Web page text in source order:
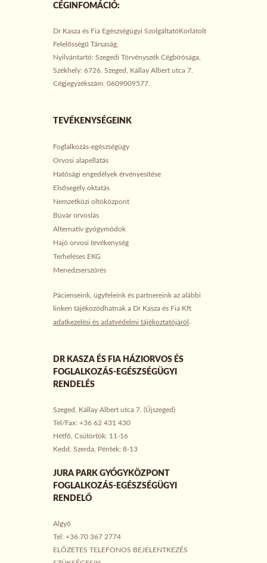
CÉGINFOMÁCIÓ:
Dr Kasza és Fia Egészségügyi SzolgáltatóKorlátolt
Felelősségű Társaság,
Nyilvántartó: Szegedi Törvényszék Cégbírósága,
Székhely: 6726. Szeged, Kállay Albert utca 7.
Cégjegyzékszám: 0609009577.
TEVÉKENYSÉGEINK
Foglalkozás-egészségügy
Orvosi alapellátás
Hatósági engedélyek érvényesítése
Elsősegély oktatás
Nemzetközi oltóközpont
Búvár orvoslás
Alternatív gyógymódok
Hajó orvosi tevékenység
Terheléses EKG
Menedzserszűrés
Pácienseink, ügyfeleink és partnereink az alábbi
linken tájékozódhatnak a Dr Kasza és Fia Kft
adatkezelési és adatvédelmi tájékoztatójáról
DR KASZA ÉS FIA HÁZIORVOS ÉS
FOGLALKOZÁS-EGÉSZSÉGÜGYI
RENDELÉS
Szeged, Kállay Albert utca 7. (Újszeged)
Tel/Fax: +36 62 431 430
Hétfő, Csütörtök: 11-16
Kedd, Szerda, Péntek: 8-13
JURA PARK GYÓGYKÖZPONT
FOGLALKOZÁS-EGÉSZSÉGÜGYI
RENDELŐ
Algyő
Tel: +36 70 367 2774
ELŐZETES TELEFONOS BEJELENTKEZÉS